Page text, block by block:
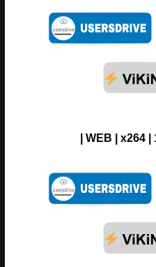
WEB | x264 |